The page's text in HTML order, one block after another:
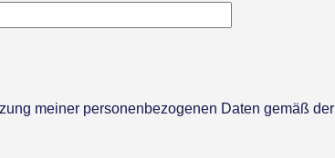
meiner personenbezogenen Daten gemäß der